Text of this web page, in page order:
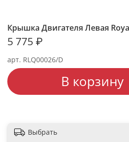
арт. RLQ00026/D
Крышка Двигателя Левая
5 775 ₽
В корзину
Выбрать